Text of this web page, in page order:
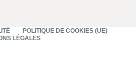
POLITIQUE DE COOKIES (UE)
LÉGALES